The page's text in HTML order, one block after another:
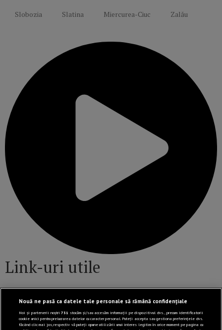
Slobozia Slatina Miercurea-Ciuc Zalău
Link-uri utile
Politică de confidențialitate
Termeni și Condiții
Nouă ne pasă ca datele tale personale să rămână confidențiale
Noi și partenerii noștri731 stocăm și/sau accesăm informații pe dispozitivul dvs., precum identificatorii
cookie unici pentru prelucrarea datelor cu caracter personal. Puteți accepta sau gestiona preferințele dvs.
făcând clic mai jos, respectiv vă puteți opune utilizării unui interes legitim în orice moment pe pagina cu